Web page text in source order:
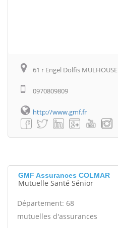
61 r Engel Dolfis MULHOUSE
0970809809
http://www.gmf.fr
GMF Assurances COLMAR
Mutuelle Santé Sénior
Département: 68
mutuelles d'assurances